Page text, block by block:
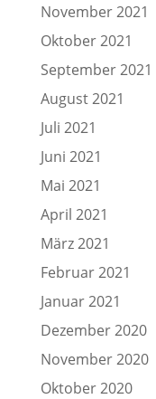
November 2021
Oktober 2021
September 2021
August 2021
Juli 2021
Juni 2021
Mai 2021
April 2021
März 2021
Februar 2021
Januar 2021
Dezember 2020
November 2020
Oktober 2020